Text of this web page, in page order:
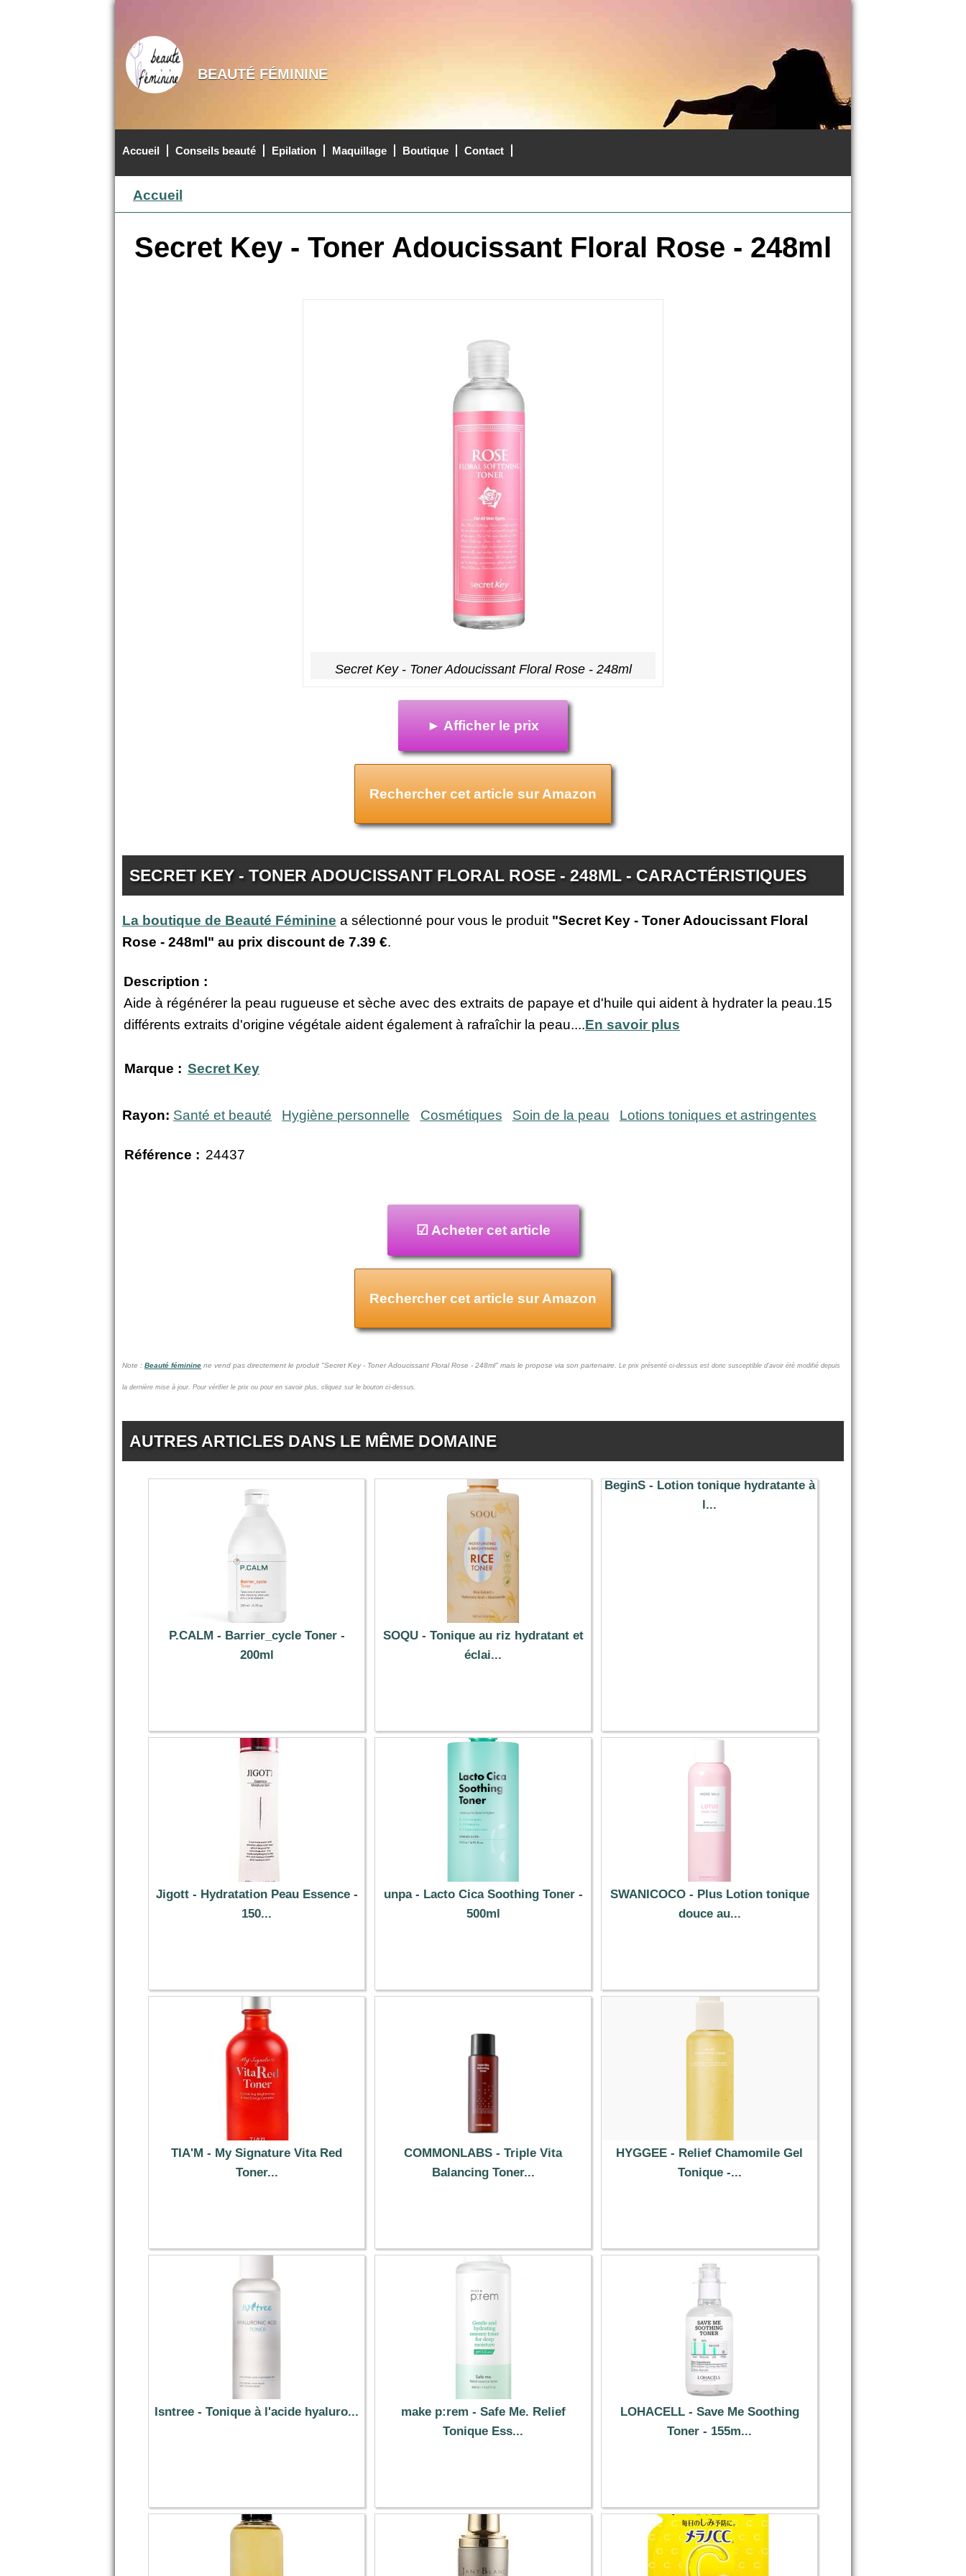
BEAUTÉ FÉMININE
MENU PRINCIPAL
Accueil Conseils beauté Epilation Maquillage Boutique Contact
Accueil
Secret Key - Toner Adoucissant Floral Rose - 248ml
Secret Key - Toner Adoucissant Floral Rose - 248ml
► Afficher le prix
Rechercher cet article sur Amazon
SECRET KEY - TONER ADOUCISSANT FLORAL ROSE - 248ML - CARACTÉRISTIQUES
La boutique de Beauté Féminine a sélectionné pour vous le produit "Secret Key - Toner Adoucissant Floral
Rose - 248ml" au prix discount de 7.39 €.
Description :
Aide à régénérer la peau rugueuse et sèche avec des extraits de papaye et d'huile qui aident à hydrater la peau.15
différents extraits d'origine végétale aident également à rafraîchir la peau....En savoir plus
Marque : Secret Key
Rayon: Santé et beauté Hygiène personnelle Cosmétiques Soin de la peau Lotions toniques et astringentes
Référence : 24437
☑ Acheter cet article
Rechercher cet article sur Amazon
Note : Beauté féminine ne vend pas directement le produit "Secret Key - Toner Adoucissant Floral Rose - 248ml" mais le propose via son partenaire. Le prix présenté ci-dessus est donc susceptible d'avoir été modifié depuis
la dernière mise à jour. Pour vérifier le prix ou pour en savoir plus, cliquez sur le bouton ci-dessus.
AUTRES ARTICLES DANS LE MÊME DOMAINE
P.CALM - Barrier_cycle Toner -
200ml
SOQU - Tonique au riz hydratant et
éclai...
BeginS - Lotion tonique hydratante à
l...
Jigott - Hydratation Peau Essence -
150...
unpa - Lacto Cica Soothing Toner -
500ml
SWANICOCO - Plus Lotion tonique
douce au...
TIA'M - My Signature Vita Red
Toner...
COMMONLABS - Triple Vita
Balancing Toner...
HYGGEE - Relief Chamomile Gel
Tonique -...
Isntree - Tonique à l'acide hyaluro...
make p:rem - Safe Me. Relief
Tonique Ess...
LOHACELL - Save Me Soothing
Toner - 155m...